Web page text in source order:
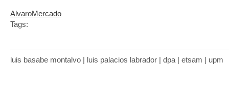
AlvaroMercado
Tags:
luis basabe montalvo | luis palacios labrador | dpa | etsam | upm